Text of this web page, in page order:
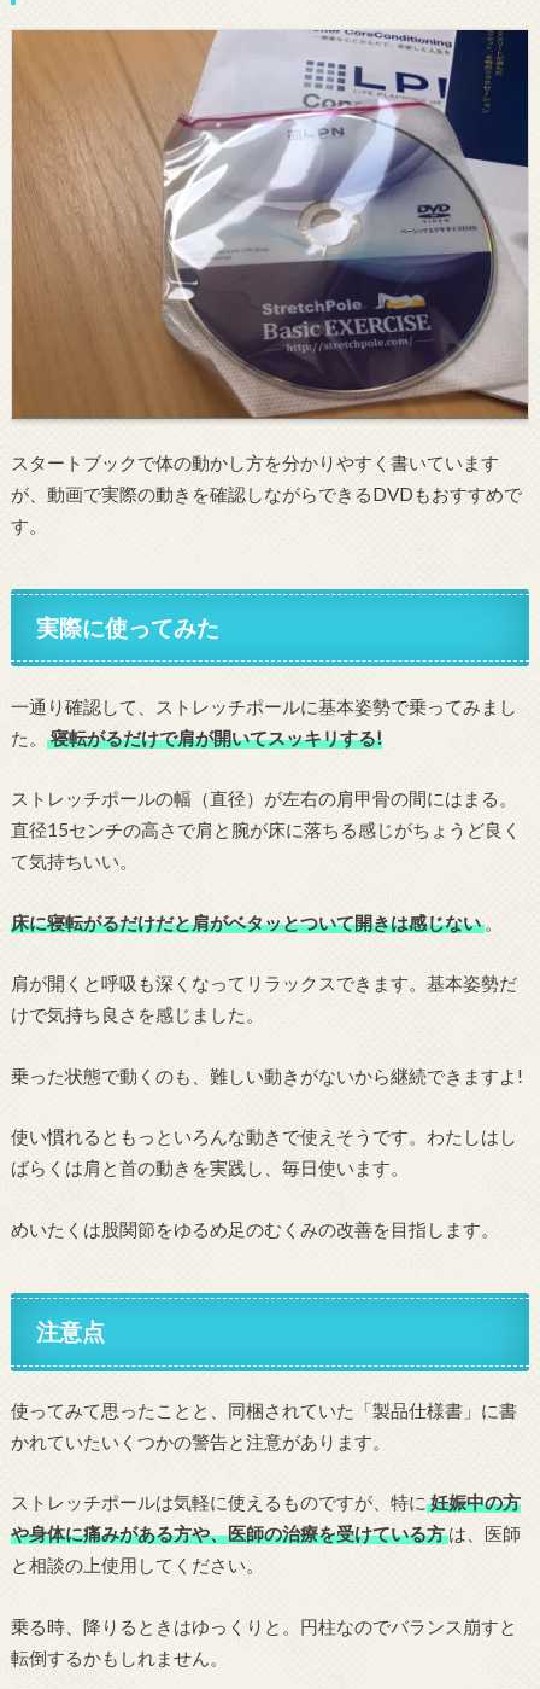
スタートブックで体の動かし方を分かりやすく書いています
が、動画で実際の動きを確認しながらできるDVDもおすすめで
す。
実際に使ってみた
一通り確認して、ストレッチポールに基本姿勢で乗ってみまし
た。
寝転がるだけで肩が開いてスッキリする!
ストレッチポールの幅（直径）が左右の肩甲骨の間にはまる。
直径15センチの高さで肩と腕が床に落ちる感じがちょうど良く
て気持ちいい。
床に寝転がるだけだと肩がベタッとついて開きは感じない。
肩が開くと呼吸も深くなってリラックスできます。基本姿勢だ
けで気持ち良さを感じました。
乗った状態で動くのも、難しい動きがないから継続できますよ!
使い慣れるともっといろんな動きで使えそうです。わたしはし
ばらくは肩と首の動きを実践し、毎日使います。
めいたくは股関節をゆるめ足のむくみの改善を目指します。
注意点
使ってみて思ったことと、同梱されていた「製品仕様書」に書
かれていたいくつかの警告と注意があります。
ストレッチポールは気軽に使えるものですが、特に 妊娠中の方
や身体に痛みがある方や、医師の治療を受けている方は、医師
と相談の上使用してください。
乗る時、降りるときはゆっくりと。円柱なのでバランス崩すと
転倒するかもしれません。